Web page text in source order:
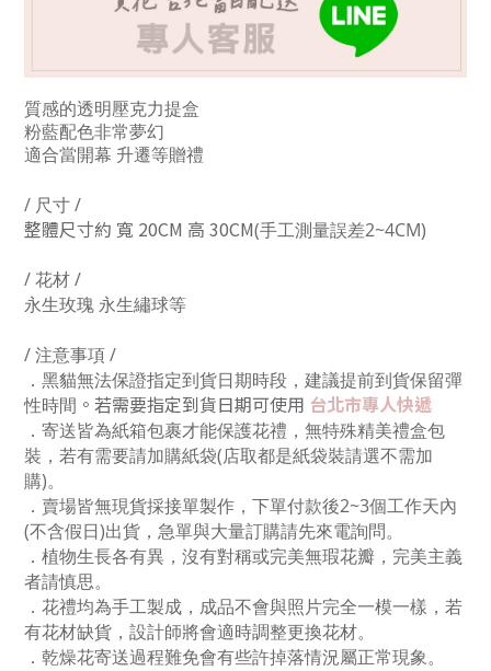
質感的透明壓克力提盒
粉藍配色非常夢幻
適合當開幕 升遷等贈禮
/ 尺寸 /
整體尺寸​約 寬 20CM 高 30CM(手工測量誤差2~4CM)
/ 花材 /
永生玫瑰 永生繡球等
/ 注意事項 /
．黑貓無法保證指定到貨日期時段，建議提前到貨保留彈
性時間 。若需要指定到貨日期可使用 台北市專人快遞
．寄送皆為紙箱包裹才能保護花禮，無特殊精美禮盒包
裝，若有需要請加購紙袋(店取都是紙袋裝請選不需加
購)。
．賣場皆無現貨採接單製作，下單付款後2~3個工作天內
(不含假日)出貨，急單與大量訂購請先來電詢問。
．植物生長各有異，沒有對稱或完美無瑕花瓣，完美主義
者請慎思。
．花禮均為手工製成，成品不會與照片完全一模一樣，若
有花材缺貨，設計師將會適時調整更換花材。
．乾燥花寄送過程難免會有些許掉落情況屬正常現象。